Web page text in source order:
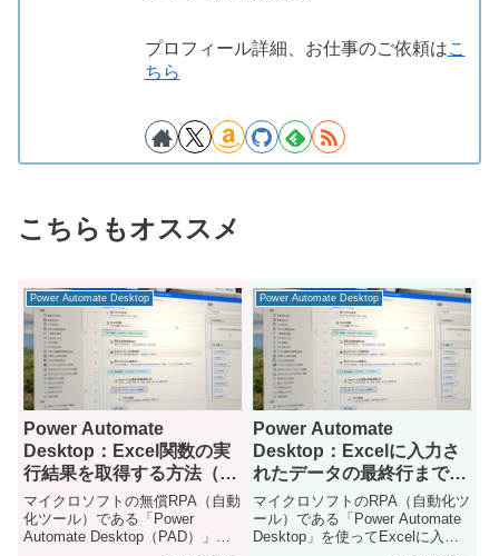
プロフィール詳細、お仕事のご依頼はこ
ちら
こちらもオススメ
Power Automate Desktop
Power Automate
Desktop：Excel関数の実
行結果を取得する方法（ア
イデア）
マイクロソフトの無償RPA（自動
化ツール）である「Power
Automate Desktop（PAD）」
Power Automate Desktop
Power Automate
Desktop：Excelに入力さ
れたデータの最終行まで繰
り返し処理する（最終行、
最終列を自動的に検出す
る）
マイクロソフトのRPA（自動化ツ
ール）である「Power Automate
Desktop」を使ってExcelに入力